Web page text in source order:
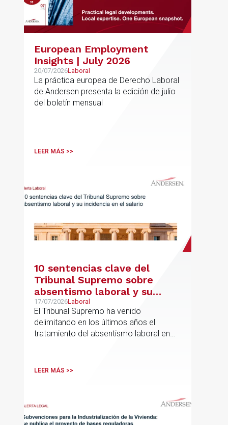
European Employment
Insights | July 2026
20/07/2026Laboral
La práctica europea de Derecho Laboral
de Andersen presenta la edición de julio
del boletín mensual
LEER MÁS >>
10 sentencias clave del
Tribunal Supremo sobre
absentismo laboral y su
incidencia en el salario
17/07/2026Laboral
El Tribunal Supremo ha venido
delimitando en los últimos años el
tratamiento del absentismo laboral en
asistencia, complementos de
LEER MÁS >>